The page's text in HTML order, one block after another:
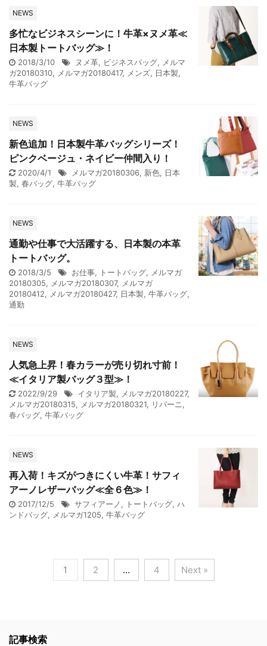
NEWS
多忙なビジネスシーンに！牛革×ヌメ革≪
日本製トートバッグ≫！
2018/3/10 ヌメ革, ビジネスバッグ, メルマ
ガ20180310, メルマガ20180417, メンズ, 日本製,
牛革バッグ
NEWS
新色追加！日本製牛革バッグシリーズ！
ピンクベージュ・ネイビー仲間入り！
2020/4/1 メルマガ20180306, 新色, 日本
製, 春バッグ, 牛革バッグ
NEWS
通勤や仕事で大活躍する、日本製の本革
トートバッグ。
2018/3/5 お仕事, トートバッグ, メルマガ
20180305, メルマガ20180307, メルマガ
20180412, メルマガ20180427, 日本製, 牛革バッグ,
通勤
NEWS
人気急上昇！春カラーが売り切れ寸前！
≪イタリア製バッグ３型≫！
2022/9/29 イタリア製, メルマガ20180227,
メルマガ20180315, メルマガ20180321, リパーニ ,
春バッグ, 牛革バッグ
NEWS
再入荷！キズがつきにくい牛革！サフィ
アーノレザーバッグ≪全６色≫！
2017/12/5 サフィアーノ, トートバッグ, ハ
ンドバッグ, メルマガ1205, 牛革バッグ
1 2 … 4 Next »
記事検索